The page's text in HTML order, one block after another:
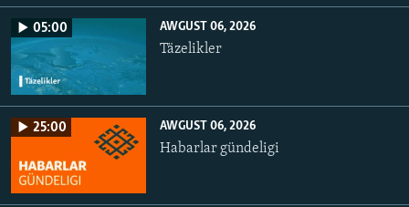
05:00 AWGUST 06, 2026
Täzelikler
25:00 AWGUST 06, 2026
Habarlar gündeligi